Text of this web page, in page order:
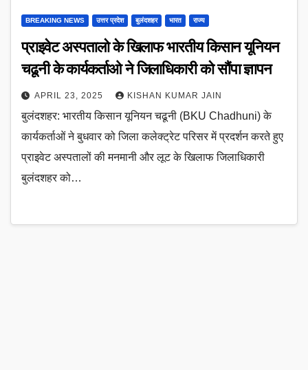
BREAKING NEWS उत्तर प्रदेश बुलंदशहर भारत राज्य
प्राइवेट अस्पतालो के खिलाफ भारतीय किसान यूनियन
चढूनी के कार्यकर्ताओ ने जिलाधिकारी को सौंपा ज्ञापन
APRIL 23, 2025 KISHAN KUMAR JAIN
बुलंदशहर: भारतीय किसान यूनियन चढूनी (BKU Chadhuni) के
कार्यकर्ताओं ने बुधवार को जिला कलेक्ट्रेट परिसर में प्रदर्शन करते हुए
प्राइवेट अस्पतालों की मनमानी और लूट के खिलाफ जिलाधिकारी
बुलंदशहर को…